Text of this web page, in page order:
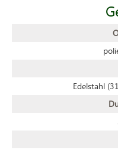
Edelstahl